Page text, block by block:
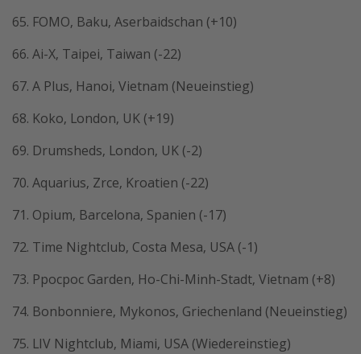
65. FOMO, Baku, Aserbaidschan (+10)
66. Ai-X, Taipei, Taiwan (-22)
67. A Plus, Hanoi, Vietnam (Neueinstieg)
68. Koko, London, UK (+19)
69. Drumsheds, London, UK (-2)
70. Aquarius, Zrce, Kroatien (-22)
71. Opium, Barcelona, Spanien (-17)
72. Time Nightclub, Costa Mesa, USA (-1)
73. Ppocpoc Garden, Ho-Chi-Minh-Stadt, Vietnam (+8)
74. Bonbonniere, Mykonos, Griechenland (Neueinstieg)
75. LIV Nightclub, Miami, USA (Wiedereinstieg)